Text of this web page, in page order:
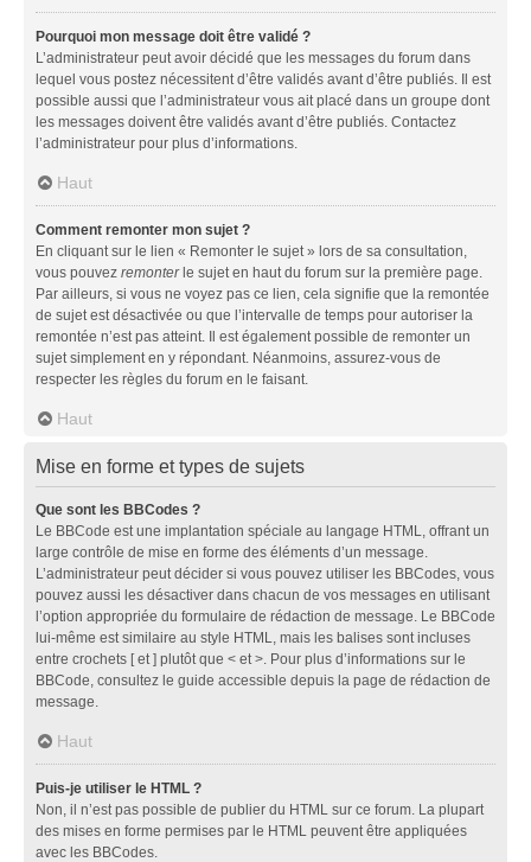
Pourquoi mon message doit être validé ?
L’administrateur peut avoir décidé que les messages du forum dans
lequel vous postez nécessitent d’être validés avant d’être publiés. Il est
possible aussi que l’administrateur vous ait placé dans un groupe dont
les messages doivent être validés avant d’être publiés. Contactez
l’administrateur pour plus d’informations.
Haut
Comment remonter mon sujet ?
En cliquant sur le lien « Remonter le sujet » lors de sa consultation,
vous pouvez remonterle sujet en haut du forum sur la première page.
Par ailleurs, si vous ne voyez pas ce lien, cela signifie que la remontée
de sujet est désactivée ou que l’intervalle de temps pour autoriser la
remontée n’est pas atteint. Il est également possible de remonter un
sujet simplement en y répondant. Néanmoins, assurez-vous de
respecter les règles du forum en le faisant.
Haut
Mise en forme et types de sujets
Que sont les BBCodes ?
Le BBCode est une implantation spéciale au langage HTML, offrant un
large contrôle de mise en forme des éléments d’un message.
L’administrateur peut décider si vous pouvez utiliser les BBCodes, vous
pouvez aussi les désactiver dans chacun de vos messages en utilisant
l’option appropriée du formulaire de rédaction de message. Le BBCode
lui-même est similaire au style HTML, mais les balises sont incluses
entre crochets [ et ] plutôt que < et >. Pour plus d’informations sur le
BBCode, consultez le guide accessible depuis la page de rédaction de
message.
Haut
Puis-je utiliser le HTML ?
Non, il n’est pas possible de publier du HTML sur ce forum. La plupart
des mises en forme permises par le HTML peuvent être appliquées
avec les BBCodes.